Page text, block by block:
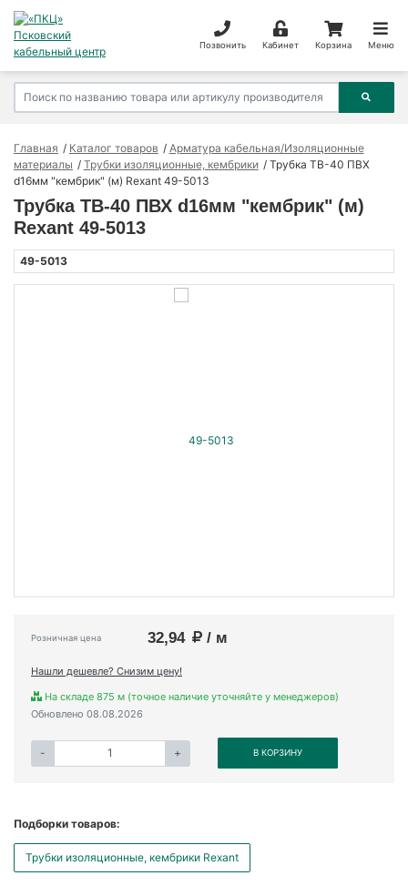
Позвонить Кабинет Корзина Меню
Главная Каталог товаров
Арматура кабельная/Изоляционные
материалы
Трубки изоляционные, кембрики
Трубка ТВ-40 ПВХ
d16мм "кембрик" (м) Rexant 49-5013
Трубка ТВ-40 ПВХ d16мм "кембрик" (м)
Rexant 49-5013
49-5013
Розничная цена 32,94 / м
Нашли дешевле? Снизим цену!
На складе 875 м (точное наличие уточняйте у менеджеров)
Обновлено 08.08.2026
- + В КОРЗИНУ
Подборки товаров:
Трубки изоляционные, кембрики Rexant